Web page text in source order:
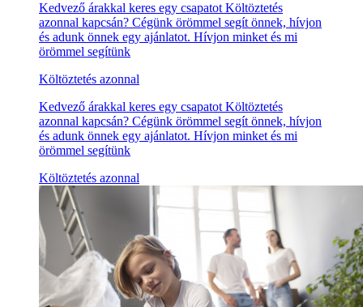
Kedvező árakkal keres egy csapatot Költöztetés
azonnal kapcsán? Cégünk örömmel segít önnek, hívjon
és adunk önnek egy ajánlatot. Hívjon minket és mi
örömmel segítünk
Költöztetés azonnal
Kedvező árakkal keres egy csapatot Költöztetés
azonnal kapcsán? Cégünk örömmel segít önnek, hívjon
és adunk önnek egy ajánlatot. Hívjon minket és mi
örömmel segítünk
Költöztetés azonnal